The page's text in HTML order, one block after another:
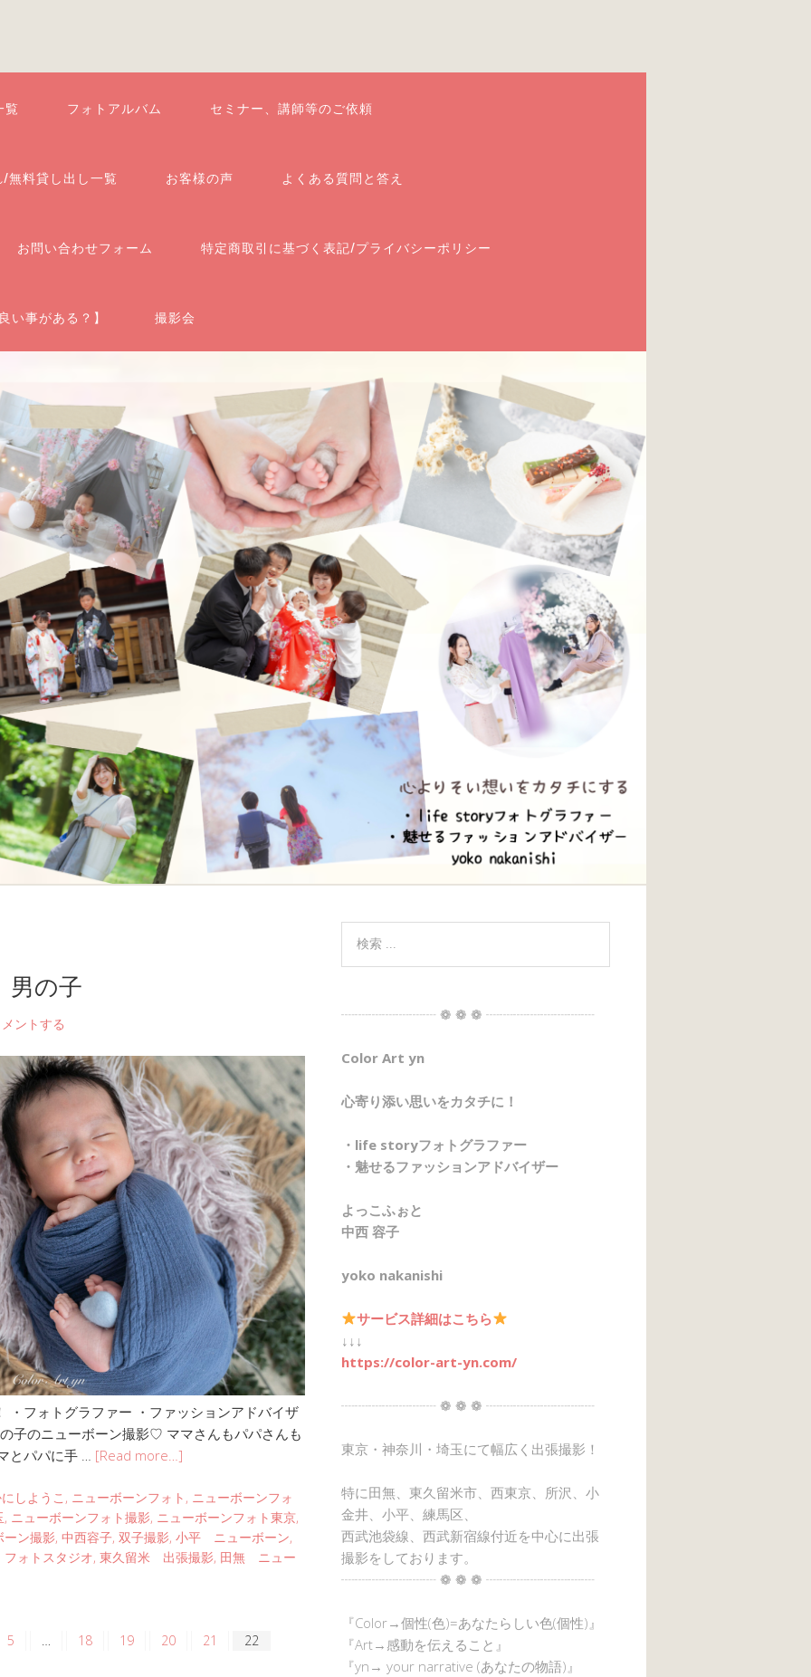
覧 フォトアルバム セミナー、講師等のご依頼
無料貸し出し一覧 お客様の声 よくある質問と答え
お問い合わせフォーム 特定商取引に基づく表記/プライバシーポリシー
い事がある？】 撮影会
の子
メントする
・フォトグラファー ・ファッションアドバイザ
子のニューボーン撮影♡ ママさんもパパさんも
とパパに手 … [Read more…]
しようこ , ニューボーンフォト , ニューボーンフォ
, ニューボーンフォト撮影, ニューボーンフォト東京,
ーン撮影, 中西容子, 双子撮影, 小平 ニューボーン,
ォトスタジオ, 東久留米 出張撮影, 田無 ニュー
5 … 18 19 20 21 22
┈┈┈┈┈┈┈ ❁ ❁ ❁ ┈┈┈┈┈┈┈┈
Color Art yn
心寄り添い思いをカタチに！
・life storyフォトグラファー
・魅せるファッションアドバイザー
よっこふぉと
中西 容子
yoko nakanishi
サービス詳細はこちら
↓↓↓
https://color-art-yn.com/
┈┈┈┈┈┈┈ ❁ ❁ ❁ ┈┈┈┈┈┈┈┈
東京・神奈川・埼玉にて幅広く出張撮影！
特に田無、東久留米市、西東京、所沢、小
金井、小平、練馬区、
西武池袋線、西武新宿線付近を中心に出張
撮影をしております。
┈┈┈┈┈┈┈ ❁ ❁ ❁ ┈┈┈┈┈┈┈┈
『Color→個性(色)=あなたらしい色(個性)』
『Art→感動を伝えること』
『yn→ your narrative (あなたの物語)』